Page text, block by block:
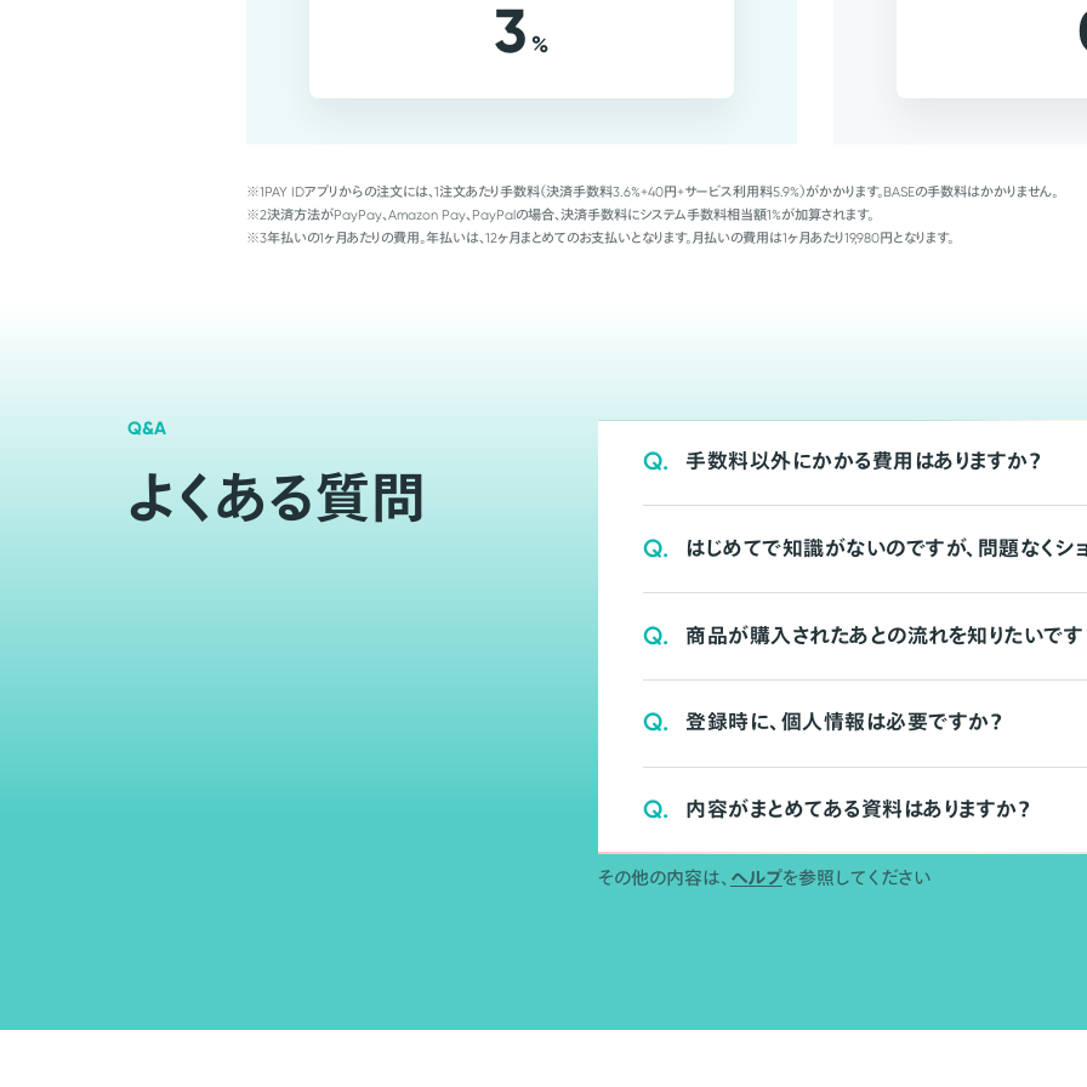
3 %
※1PAY IDアプリからの注文には、1注文あたり手数料（決済手数料3.6%+40円+サービス利用料5.9%）がかかります。BASEの手数料はかかりません。
※2決済方法がPayPay、Amazon Pay、PayPalの場合、決済手数料にシステム手数料相当額1%が加算されます。
※3年払いの1ヶ月あたりの費用。年払いは、12ヶ月まとめてのお支払いとなります。月払いの費用は1ヶ月あたり19,980円となります。
Q&A
よくある質問
Q. 手数料以外にかかる費用はありますか？
Q. はじめてで知識がないのですが、問題なくシ
Q. 商品が購入されたあとの流れを知りたいです
Q. 登録時に、個人情報は必要ですか？
Q. 内容がまとめてある資料はありますか？
その他の内容は、 ヘルプを参照してください